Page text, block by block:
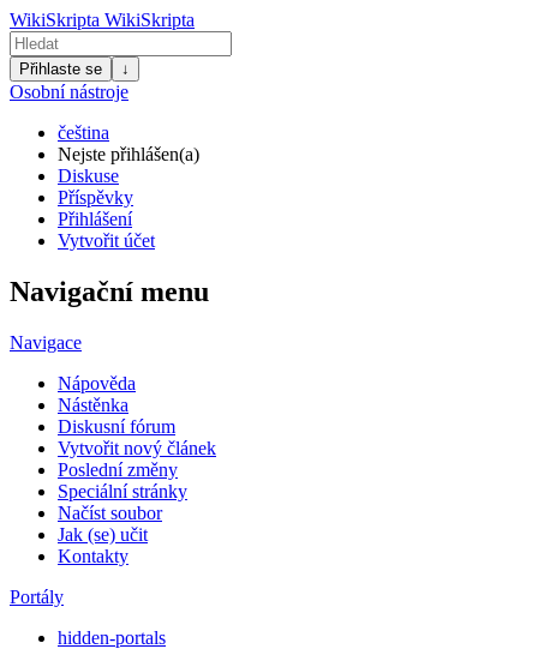
WikiSkripta WikiSkripta
Přihlaste se ↓
Osobní nástroje
čeština
Nejste přihlášen(a)
Diskuse
Příspěvky
Přihlášení
Vytvořit účet
Navigační menu
Navigace
Nápověda
Nástěnka
Diskusní fórum
Vytvořit nový článek
Poslední změny
Speciální stránky
Načíst soubor
Jak (se) učit
Kontakty
Portály
hidden-portals